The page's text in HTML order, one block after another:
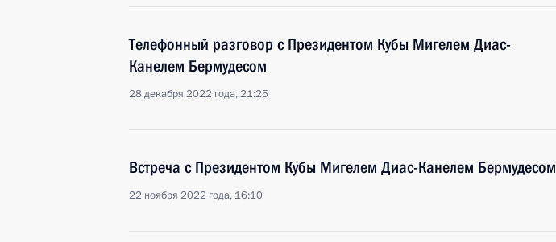
Телефонный разговор с Президентом Кубы Мигелем Диас-
Канелем Бермудесом
28 декабря 2022 года, 21:25
Встреча с Президентом Кубы Мигелем Диас-Канелем Бермудесом
22 ноября 2022 года, 16:10